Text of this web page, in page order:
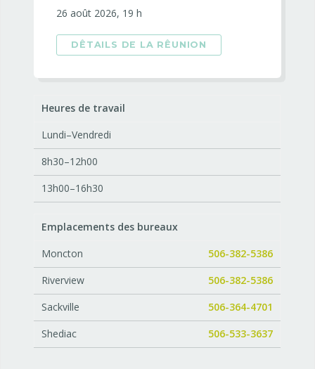
26 août 2026, 19 h
DÊTAILS DE LA RÊUNION
Heures de travail
Lundi–Vendredi
8h30–12h00
13h00–16h30
Emplacements des bureaux
Moncton
506-382-5386
Riverview
506-382-5386
Sackville
506-364-4701
Shediac
506-533-3637